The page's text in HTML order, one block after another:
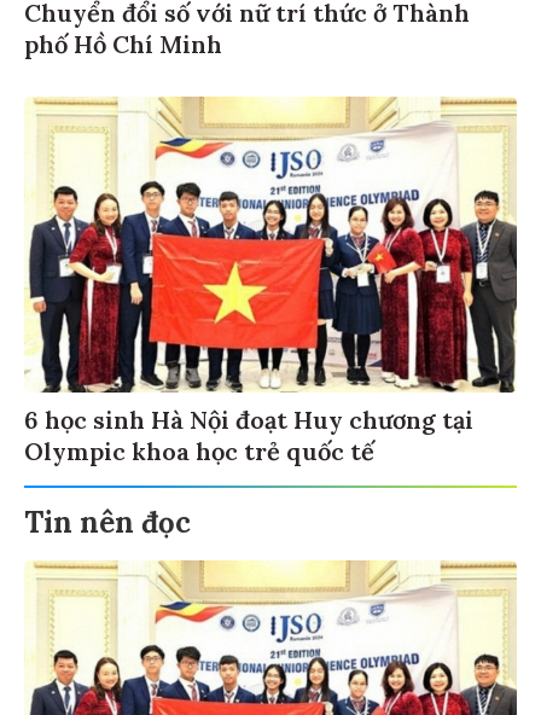
Chuyển đổi số với nữ trí thức ở Thành
phố Hồ Chí Minh
6 học sinh Hà Nội đoạt Huy chương tại
Olympic khoa học trẻ quốc tế
Tin nên đọc